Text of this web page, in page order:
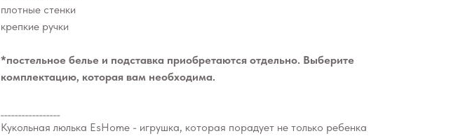
плотные стенки
крепкие ручки
*постельное белье и подставка приобретаются отдельно. Выберите
комплектацию, которая вам необходима.
Кукольная люлька EsHome - игрушка, которая порадует не только ребенка